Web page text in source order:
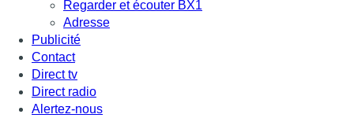
Regarder et écouter BX1
Adresse
Publicité
Contact
Direct tv
Direct radio
Alertez-nous